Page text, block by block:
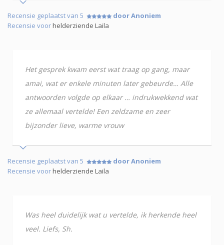
Recensie geplaatst van 5
door Anoniem
Recensie voorhelderziende Laila
Het gesprek kwam eerst wat traag op gang, maar
amai, wat er enkele minuten later gebeurde… Alle
antwoorden volgde op elkaar … indrukwekkend wat
ze allemaal vertelde! Een zeldzame en zeer
bijzonder lieve, warme vrouw
Recensie geplaatst van 5
door Anoniem
Recensie voorhelderziende Laila
Was heel duidelijk wat u vertelde, ik herkende heel
veel. Liefs, Sh.